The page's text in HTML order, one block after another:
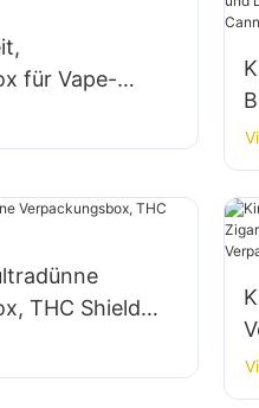
für Vape-
THC Shield